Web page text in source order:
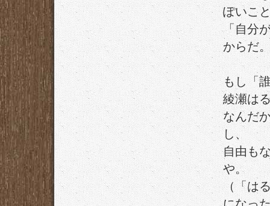
ぽいこ
「自分
からだ
もし「
綾瀬は
なんだ
し、
自由も
や。
（「は